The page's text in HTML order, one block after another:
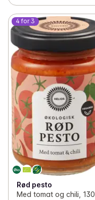
4 for 3
Rød pesto
Med tomat og chili, 130